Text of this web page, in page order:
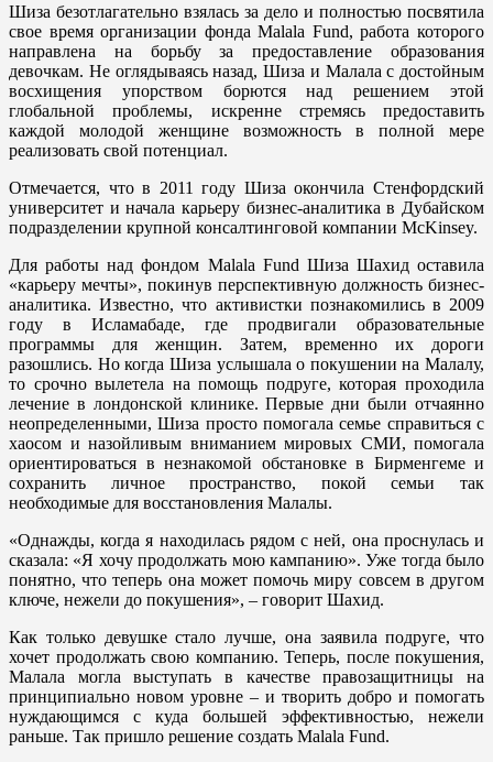
Шиза безотлагательно взялась за дело и полностью посвятила
свое время организации фонда Malala Fund, работа которого
направлена на борьбу за предоставление образования
девочкам. Не оглядываясь назад, Шиза и Малала с достойным
восхищения упорством борются над решением этой
глобальной проблемы, искренне стремясь предоставить
каждой молодой женщине возможность в полной мере
реализовать свой потенциал.
Отмечается, что в 2011 году Шиза окончила Стенфордский
университет и начала карьеру бизнес-аналитика в Дубайском
подразделении крупной консалтинговой компании McKinsey.
Для работы над фондом Malala Fund Шиза Шахид оставила
«карьеру мечты», покинув перспективную должность бизнес-
аналитика. Известно, что активистки познакомились в 2009
году в Исламабаде, где продвигали образовательные
программы для женщин. Затем, временно их дороги
разошлись. Но когда Шиза услышала о покушении на Малалу,
то срочно вылетела на помощь подруге, которая проходила
лечение в лондонской клинике. Первые дни были отчаянно
неопределенными, Шиза просто помогала семье справиться с
хаосом и назойливым вниманием мировых СМИ, помогала
ориентироваться в незнакомой обстановке в Бирменгеме и
сохранить личное пространство, покой семьи так
необходимые для восстановления Малалы.
«Однажды, когда я находилась рядом с ней, она проснулась и
сказала: «Я хочу продолжать мою кампанию». Уже тогда было
понятно, что теперь она может помочь миру совсем в другом
ключе, нежели до покушения», – говорит Шахид.
Как только девушке стало лучше, она заявила подруге, что
хочет продолжать свою компанию. Теперь, после покушения,
Малала могла выступать в качестве правозащитницы на
принципиально новом уровне – и творить добро и помогать
нуждающимся с куда большей эффективностью, нежели
раньше. Так пришло решение создать Malala Fund.